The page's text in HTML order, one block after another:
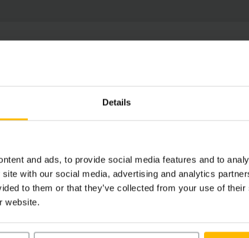
Details
and ads, to provide social media features and to
with our social media, advertising and analytics
to them or that they’ve collected from your use of
website.
sur le chariot* de garantie sur la